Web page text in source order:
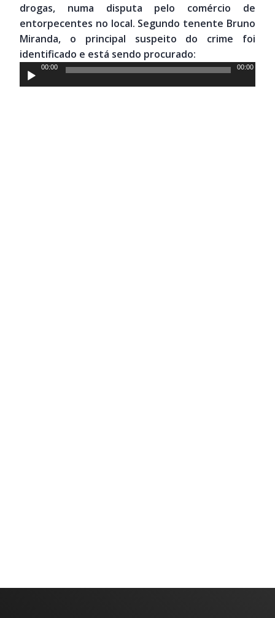
drogas, numa disputa pelo comércio de
entorpecentes no local. Segundo tenente Bruno
Miranda, o principal suspeito do crime foi
identificado e está sendo procurado:
Tocador
de
00:00 00:00